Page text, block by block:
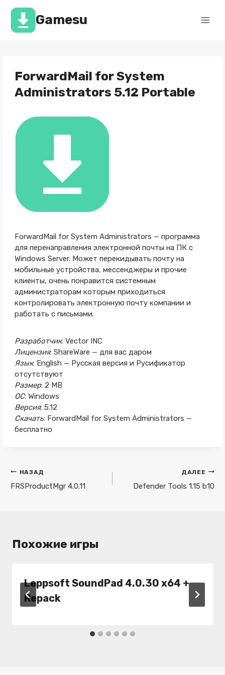
Перейти
содержимомуGamesu
ForwardMail for System
Administrators 5.12 Portable
ForwardMail for System Administrators — программа
для перенаправления электронной почты на ПК с
Windows Server. Может перекидывать почту на
мобильные устройства, мессенджеры и прочие
клиенты, очень понравится системным
администраторам которым приходиться
контролировать электронную почту компании и
работать с письмами.
Разработчик: Vector INC
Лицензия: ShareWare — для вас даром
Язык: English — Русская версия и Русификатор
отсутствуют
Размер: 2 MB
ОС: Windows
Версия: 5.12
Скачать: ForwardMail for System Administrators —
бесплатно
Навигация
по
НАЗАД
FRSProductMgr 4.0.11
ДАЛЕЕ
Defender Tools 1.15 b10
Похожие игры
Leppsoft SoundPad 4.0.30 x64 +
Repack